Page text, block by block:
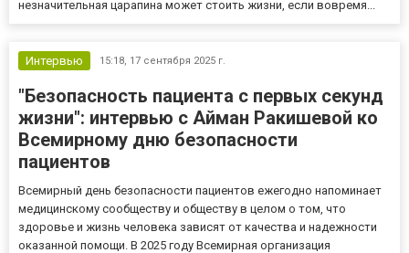
незначительная царапина может стоить жизни, если вовремя...
Интервью 15:18, 17 сентября 2025 г.
"Безопасность пациента с первых секунд
жизни": интервью с Айман Ракишевой ко
Всемирному дню безопасности
пациентов
Всемирный день безопасности пациентов ежегодно напоминает
медицинскому сообществу и обществу в целом о том, что
здоровье и жизнь человека зависят от качества и надежности
оказанной помощи. В 2025 году Всемирная организация